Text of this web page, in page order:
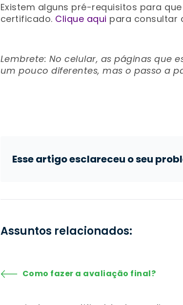
Existem alguns pré-requisitos para
certificado. Clique aqui para consultar
Lembrete: No celular, as páginas que
um pouco diferentes, mas o passo a
Esse artigo esclareceu o seu
Assuntos relacionados:
Como fazer a avaliação final?